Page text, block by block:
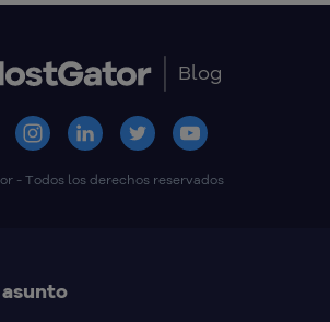
Blog
- Todos los derechos reservados